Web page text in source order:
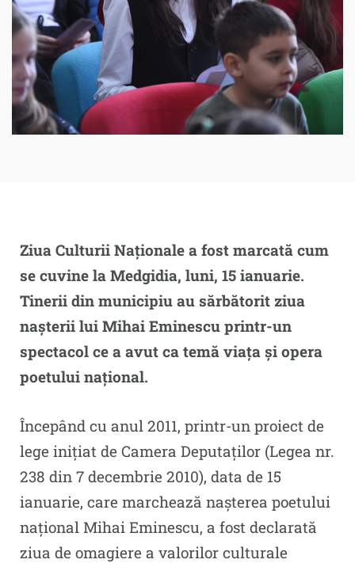
Ziua Culturii Naționale a fost marcată cum
se cuvine la Medgidia, luni, 15 ianuarie.
Tinerii din municipiu au sărbătorit ziua
nașterii lui Mihai Eminescu printr-un
spectacol ce a avut ca temă viața și opera
poetului național.
Începând cu anul 2011, printr-un proiect de
lege inițiat de Camera Deputaților (Legea nr.
238 din 7 decembrie 2010), data de 15
ianuarie, care marchează nașterea poetului
național Mihai Eminescu, a fost declarată
ziua de omagiere a valorilor culturale